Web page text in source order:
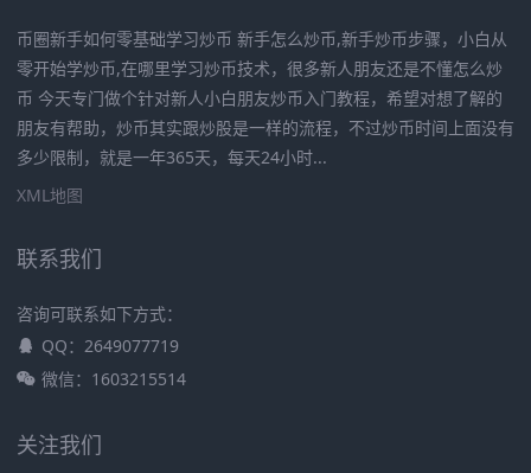
币圈新手如何零基础学习炒币 新手怎么炒币,新手炒币步骤，小白从
零开始学炒币,在哪里学习炒币技术，很多新人朋友还是不懂怎么炒
币 今天专门做个针对新人小白朋友炒币入门教程，希望对想了解的
朋友有帮助，炒币其实跟炒股是一样的流程，不过炒币时间上面没有
多少限制，就是一年365天，每天24小时...
XML地图
联系我们
咨询可联系如下方式：
QQ：2649077719
微信：1603215514
关注我们